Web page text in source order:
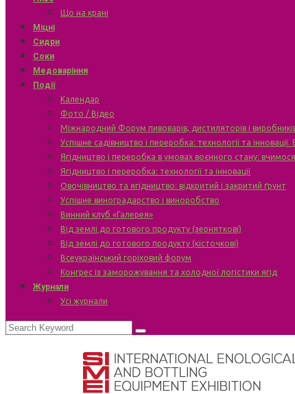
Що на крані
Міцні
Сидри
Соки
Медоваріння
Події
Календар
Фото / Відео
Міжнародний Форум пивоварів, дистиляторів і
Успішне садівництво і переробка: технології та
Ягідництво і переробка в умовах воєнного стану:
Ягідництво і переробка: технології та інновації
Овочівництво та ягідництво: відкритий і закритий ґрунт
Успішне виноградарство і виноробство
Винний клуб «Галерея»
Від землі до готового продукту (зерняткові)
Від землі до готового продукту (кісточкові)
Всеукраїнський горіховий форум
Конгрес із заморожування та холодної логістики ягід
Журнали
Усі журнали